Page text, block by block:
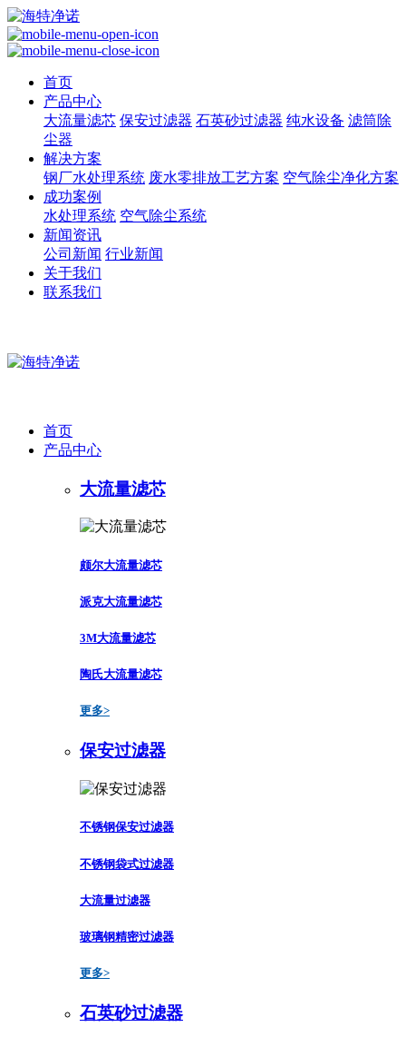
首页
产品中心
大流量滤芯 保安过滤器 石英砂过滤器 纯水设备 滤筒除
尘器
解决方案
钢厂水处理系统 废水零排放工艺方案 空气除尘净化方案
成功案例
水处理系统 空气除尘系统
新闻资讯
公司新闻 行业新闻
关于我们
联系我们
首页
产品中心
大流量滤芯
颇尔大流量滤芯
派克大流量滤芯
3M大流量滤芯
陶氏大流量滤芯
更多>
保安过滤器
不锈钢保安过滤器
不锈钢袋式过滤器
大流量过滤器
玻璃钢精密过滤器
更多>
石英砂过滤器